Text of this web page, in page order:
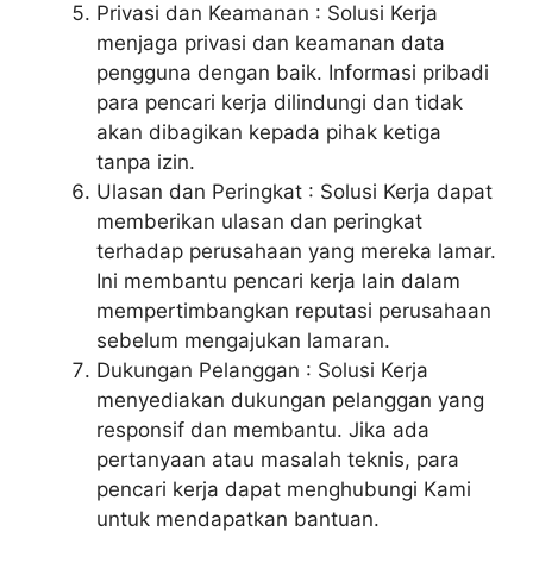
Privasi dan Keamanan : Solusi Kerja
menjaga privasi dan keamanan data
pengguna dengan baik. Informasi pribadi
para pencari kerja dilindungi dan tidak
akan dibagikan kepada pihak ketiga
tanpa izin.
Ulasan dan Peringkat : Solusi Kerja dapat
memberikan ulasan dan peringkat
terhadap perusahaan yang mereka lamar.
Ini membantu pencari kerja lain dalam
mempertimbangkan reputasi perusahaan
sebelum mengajukan lamaran.
Dukungan Pelanggan : Solusi Kerja
menyediakan dukungan pelanggan yang
responsif dan membantu. Jika ada
pertanyaan atau masalah teknis, para
pencari kerja dapat menghubungi Kami
untuk mendapatkan bantuan.